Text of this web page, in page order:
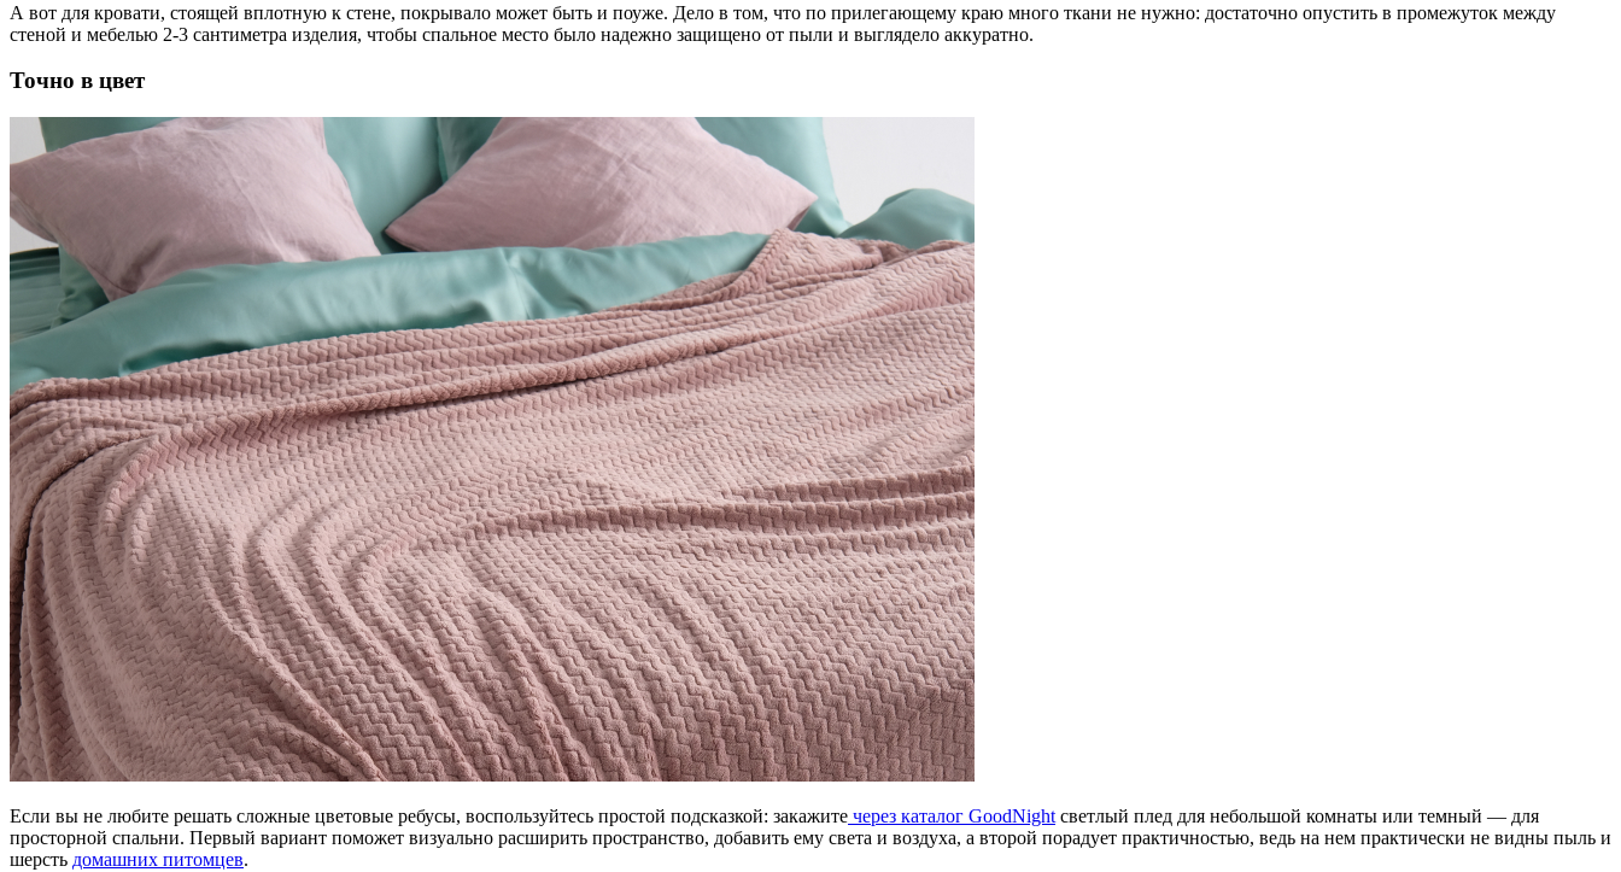
А вот для кровати, стоящей вплотную к стене, покрывало может быть и поуже. Дело в том, что по прилегающему краю много ткани не нужно: достаточно опустить в промежуток между
стеной и мебелью 2-3 сантиметра изделия, чтобы спальное место было надежно защищено от пыли и выглядело аккуратно.
Точно в цвет
Если вы не любите решать сложные цветовые ребусы, воспользуйтесь простой подсказкой: закажите через каталог GoodNight светлый плед для небольшой комнаты или темный — для
просторной спальни. Первый вариант поможет визуально расширить пространство, добавить ему света и воздуха, а второй порадует практичностью, ведь на нем практически не видны пыль и
шерсть домашних питомцев.